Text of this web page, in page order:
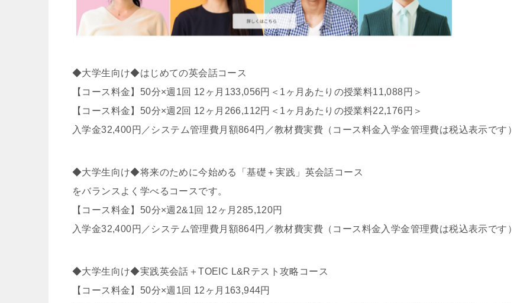
◆大学生向け◆はじめての英会話コース
【コース料金】50分×週1回 12ヶ月133,056円＜1ヶ月あたりの授業料11,088円＞
【コース料金】50分×週2回 12ヶ月266,112円＜1ヶ月あたりの授業料22,176円＞
入学金32,400円／システム管理費月額864円／教材費実費（コース料金入学金管理費は税込表示です）
◆大学生向け◆将来のために今始める「基礎＋実践」英会話コース
をバランスよく学べるコースです。
【コース料金】50分×週2&1回 12ヶ月285,120円
入学金32,400円／システム管理費月額864円／教材費実費（コース料金入学金管理費は税込表示です）
◆大学生向け◆実践英会話＋TOEIC L&Rテスト攻略コース
【コース料金】50分×週1回 12ヶ月163,944円